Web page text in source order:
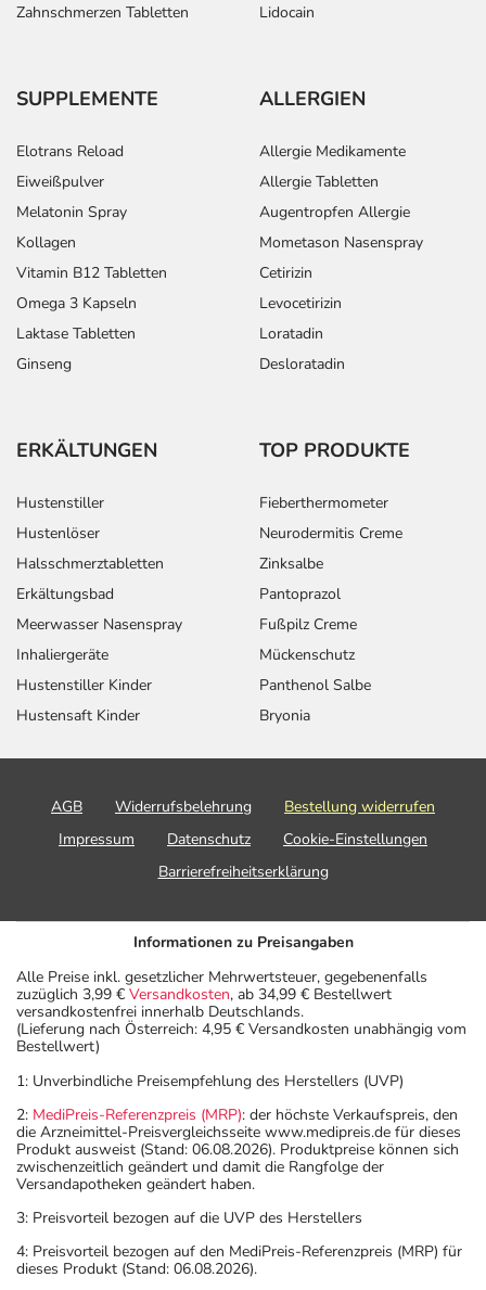
Zahnschmerzen Tabletten
Lidocain
SUPPLEMENTE
Elotrans Reload
Eiweißpulver
Melatonin Spray
Kollagen
Vitamin B12 Tabletten
Omega 3 Kapseln
Laktase Tabletten
Ginseng
ALLERGIEN
Allergie Medikamente
Allergie Tabletten
Augentropfen Allergie
Mometason Nasenspray
Cetirizin
Levocetirizin
Loratadin
Desloratadin
ERKÄLTUNGEN
Hustenstiller
Hustenlöser
Halsschmerztabletten
Erkältungsbad
Meerwasser Nasenspray
Inhaliergeräte
Hustenstiller Kinder
Hustensaft Kinder
TOP PRODUKTE
Fieberthermometer
Neurodermitis Creme
Zinksalbe
Pantoprazol
Fußpilz Creme
Mückenschutz
Panthenol Salbe
Bryonia
AGB Widerrufsbelehrung
Bestellung widerrufen
Impressum
Datenschutz
Cookie-Einstellungen
Barrierefreiheitserklärung
Informationen zu Preisangaben
Alle Preise inkl. gesetzlicher Mehrwertsteuer, gegebenenfalls
zuzüglich 3,99 € Versandkosten, ab 34,99 € Bestellwert
versandkostenfrei innerhalb Deutschlands.
(Lieferung nach Österreich: 4,95 € Versandkosten unabhängig vom
Bestellwert)
1: Unverbindliche Preisempfehlung des Herstellers (UVP)
2: MediPreis-Referenzpreis (MRP): der höchste Verkaufspreis, den
die Arzneimittel-Preisvergleichsseite www.medipreis.de für dieses
Produkt ausweist (Stand: 06.08.2026). Produktpreise können sich
zwischenzeitlich geändert und damit die Rangfolge der
Versandapotheken geändert haben.
3: Preisvorteil bezogen auf die UVP des Herstellers
4: Preisvorteil bezogen auf den MediPreis-Referenzpreis (MRP) für
dieses Produkt (Stand: 06.08.2026).